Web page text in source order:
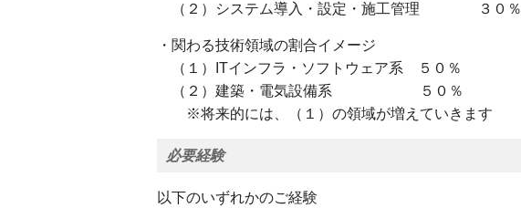
（２）システム導入・設定・施工管理 ３０％
・関わる技術領域の割合イメージ
（１）ITインフラ・ソフトウェア系 ５０％
（２）建築・電気設備系 ５０％
※将来的には、（１）の領域が増えていきます
必要経験
以下のいずれかのご経験